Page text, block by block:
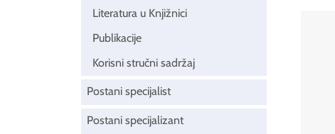
Literatura u Knjižnici
Publikacije
Korisni stručni sadržaj
Postani specijalist
Postani specijalizant